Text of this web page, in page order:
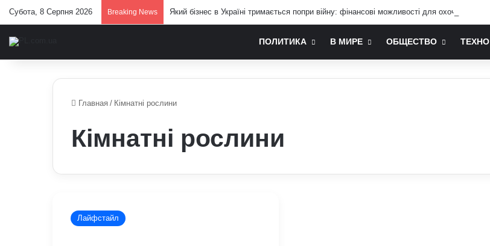
Субота, 8 Серпня 2026 Breaking News Який бізнес в Україні тримається попри війну: фінансові можливості для охочих
ПОЛИТИКА В МИРЕ ОБЩЕСТВО ТЕХНО
Главная / Кімнатні рослини
Кімнатні рослини
підготувати
кімнатні
Лайфстайл